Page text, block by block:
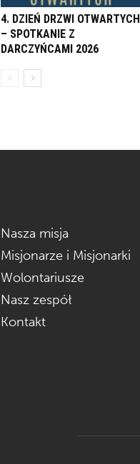
4. DZIEŃ DRZWI OTWARTYCH
– SPOTKANIE Z
DARCZYŃCAMI 2026
Nasza misja
Misjonarze i Misjonarki
Wolontariusze
Nasz zespół
Kontakt